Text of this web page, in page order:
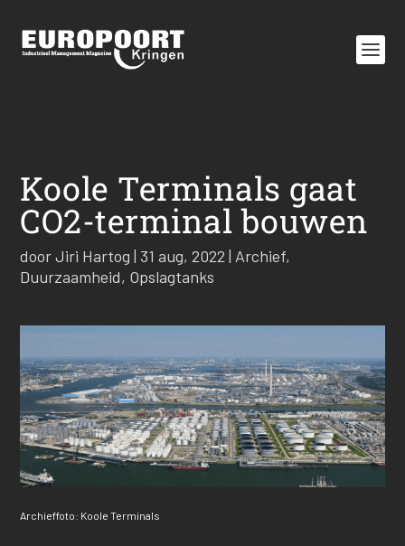
Koole Terminals gaat
CO2-terminal bouwen
doorJiri Hartog | 31 aug, 2022 | Archief,
Duurzaamheid, Opslagtanks
Archieffoto: Koole Terminals